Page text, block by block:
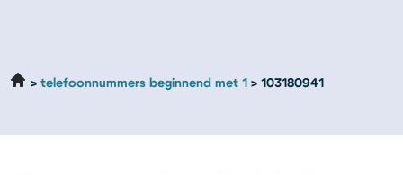
telefoonnummers beginnend met 1 103180941